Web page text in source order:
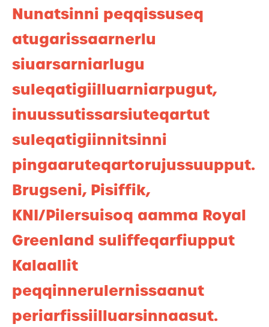
Nunatsinni peqqissuseq
atugarissaarnerlu
siuarsarniarlugu
suleqatigiilluarniarpugut,
inuussutissarsiuteqartut
suleqatigiinnitsinni
pingaaruteqartorujussuupput.
Brugseni, Pisiffik,
KNI/Pilersuisoq aamma Royal
Greenland suliffeqarfiupput
Kalaallit
peqqinnerulernissaanut
periarfissiilluarsinnaasut.